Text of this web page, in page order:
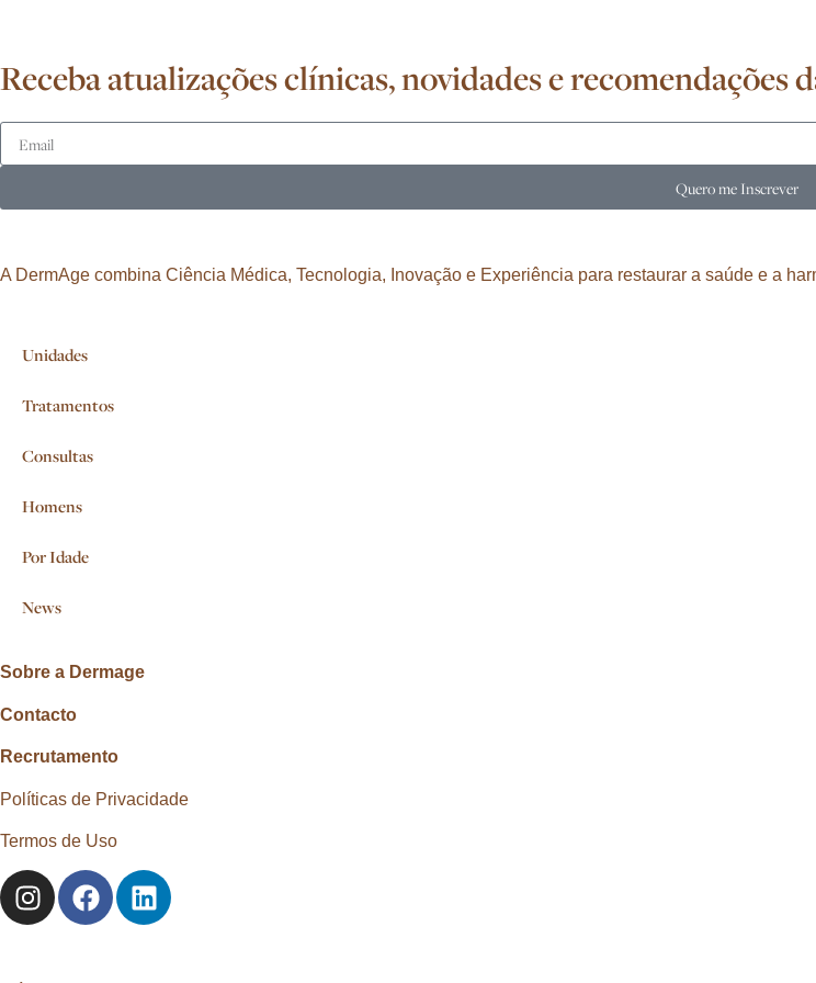
Receba atualizações clínicas, novidades e recomendações
Quero me Inscrever
A DermAge combina Ciência Médica, Tecnologia, Inovação e Experiência para restaurar a saúde e a
Unidades
Tratamentos
Consultas
Homens
Por Idade
News
Sobre a Dermage
Contacto
Recrutamento
Políticas de Privacidade
Termos de Uso